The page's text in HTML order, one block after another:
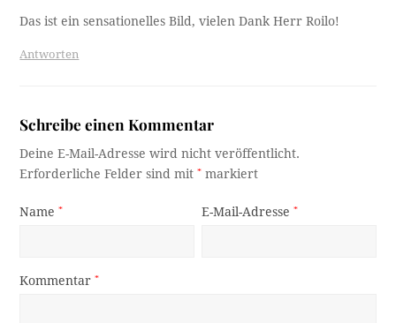
Das ist ein sensationelles Bild, vielen Dank Herr Roilo!
Antworten
Schreibe einen Kommentar
Deine E-Mail-Adresse wird nicht veröffentlicht.
Erforderliche Felder sind mit* markiert
Name* E-Mail-Adresse*
Kommentar*